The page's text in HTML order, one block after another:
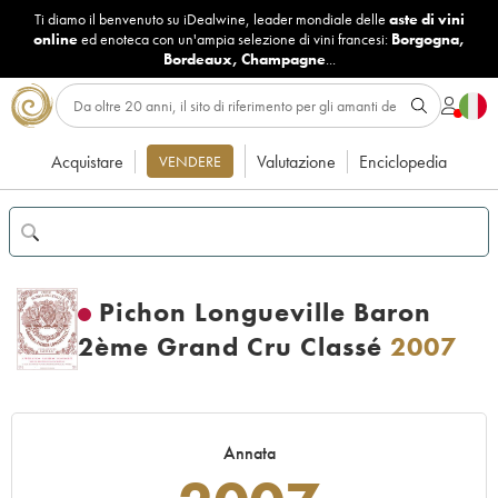
Ti diamo il benvenuto su iDealwine, leader mondiale delle aste di vini
onlineed enoteca con un'ampia selezione di vini francesi: Borgogna,
Bordeaux, Champagne...
Acquistare VENDERE Valutazione Enciclopedia
Pichon Longueville Baron
2ème Grand Cru Classé 2007
Annata